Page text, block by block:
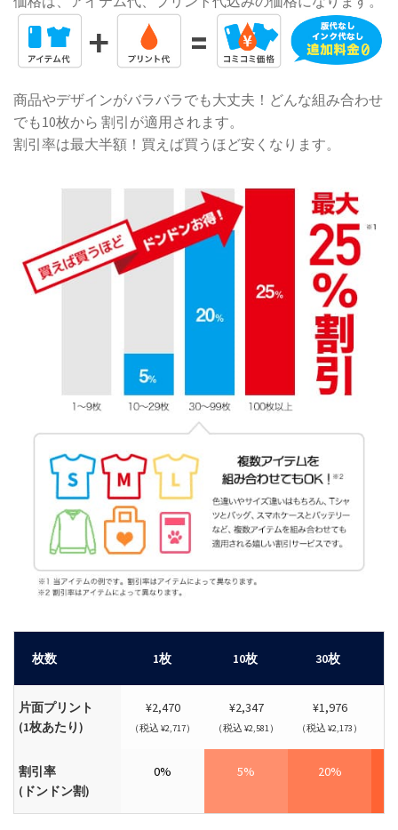
商品やデザインがバラバラでも大丈夫！どんな組み合わせ
でも10枚から 割引が適用されます。
割引率は最大半額！買えば買うほど安くなります。
枚数 1枚 10枚 30枚
片面プリント
(1枚あたり)
¥2,470
（税込 ¥2,717）
¥2,347
（税込 ¥2,581）
¥1,976
（税込 ¥2,173）
割引率
(ドンドン割)
0% 5% 20%